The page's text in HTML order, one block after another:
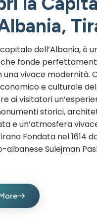
dell’Albania, è
fonde
una vivace modernità.
e culturale
ai visitatori
storici,
e un’atmosfera
Fondata nel 1614
Sulejman